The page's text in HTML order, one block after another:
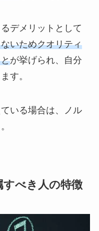
デメリットとして
いためクオリティ
が挙げられ、自分
す。
いる場合は、ノル
べき人の特徴